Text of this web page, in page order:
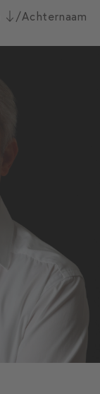
/Achternaam